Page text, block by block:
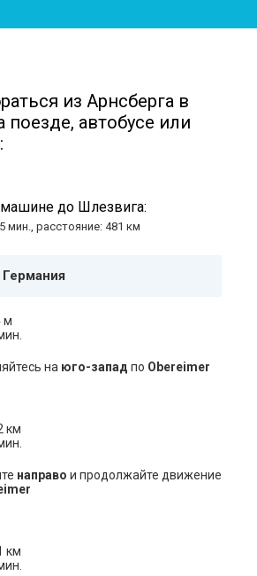
из Арнсберга в
поезде, автобусе или
машине до Шлезвига:
мин., расстояние: 481 км
м
на юго-запад по Obereimer
км
направо и продолжайте движение
км